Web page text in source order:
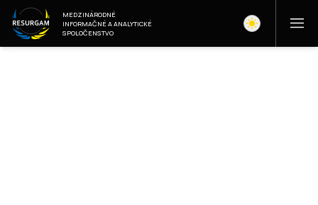
MEDZINÁRODNÉ
INFORMAČNÉ A ANALYTICKÉ
SPOLOČENSTVO